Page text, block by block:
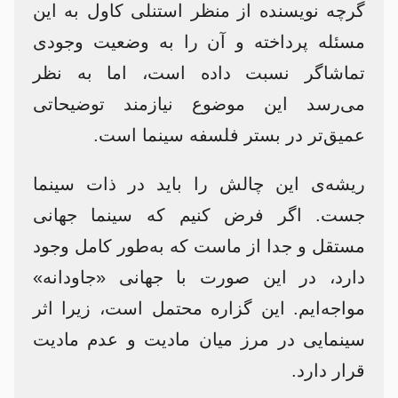
گرچه نویسنده از منظر استنلی کاول به این
مسئله پرداخته و آن را به وضعیت وجودی
تماشاگر نسبت داده است، اما به نظر
می‌رسد این موضوع نیازمند توضیحاتی
عمیق‌تر در بستر فلسفه سینما است.
ریشه‌ی این چالش را باید در ذات سینما
جست. اگر فرض کنیم که سینما جهانی
مستقل و جدا از ماست که به‌طور کامل وجود
دارد، در این صورت با جهانی «جاودانه»
مواجه‌ایم. این گزاره محتمل است، زیرا اثر
سینمایی در مرز میان مادیت و عدم مادیت
قرار دارد.